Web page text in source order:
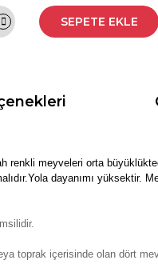
SEPETE EKLE
renkli meyveleri orta
dayanımı yüksektir.
toprak içerisinde olan dört